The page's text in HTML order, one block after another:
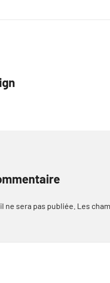
ne sera pas publiée. Les